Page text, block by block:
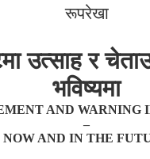
रूपरेखा
उत्साह र
भविष्यमा
AND WARNING
–
NOW AND IN THE